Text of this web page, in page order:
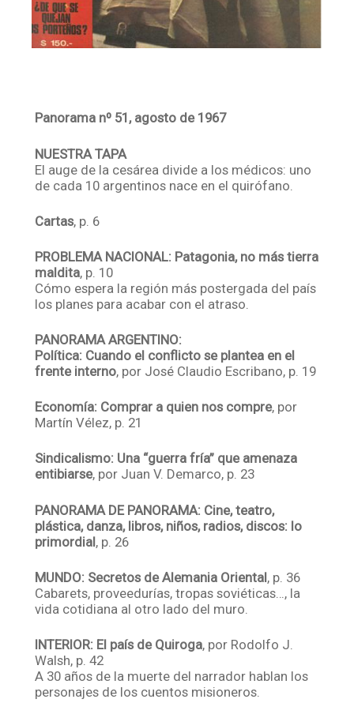
Panorama nº 51, agosto de 1967
NUESTRA TAPA
El auge de la cesárea divide a los médicos: uno
de cada 10 argentinos nace en el quirófano.
Cartas, p. 6
PROBLEMA NACIONAL: Patagonia, no más tierra
maldita, p. 10
Cómo espera la región más postergada del país
los planes para acabar con el atraso.
PANORAMA ARGENTINO:
Política: Cuando el conflicto se plantea en el
frente interno, por José Claudio Escribano, p. 19
Economía: Comprar a quien nos compre, por
Martín Vélez, p. 21
Sindicalismo: Una “guerra fría” que amenaza
entibiarse, por Juan V. Demarco, p. 23
PANORAMA DE PANORAMA: Cine, teatro,
plástica, danza, libros, niños, radios, discos: lo
primordial, p. 26
MUNDO: Secretos de Alemania Oriental, p. 36
Cabarets, proveedurías, tropas soviéticas…, la
vida cotidiana al otro lado del muro.
INTERIOR: El país de Quiroga, por Rodolfo J.
Walsh, p. 42
A 30 años de la muerte del narrador hablan los
personajes de los cuentos misioneros.